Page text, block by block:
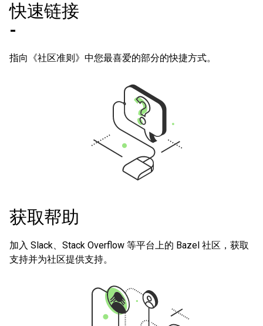
快速链接
-
指向《社区准则》中您最喜爱的部分的快捷方式。
获取帮助
加入 Slack、Stack Overflow 等平台上的 Bazel 社区，获取
支持并为社区提供支持。